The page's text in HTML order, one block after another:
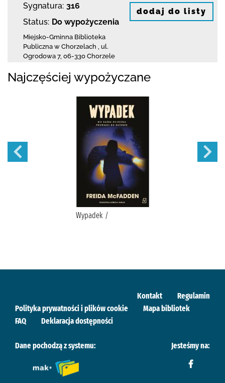
Sygnatura: 316
Status: Do wypożyczenia
Miejsko-Gminna Biblioteka
Publiczna w Chorzelach
ul.
Ogrodowa 7, 06-330 Chorzele
dodaj do listy
Najczęściej wypożyczane
Wypadek /
Kontakt
Regulamin
Polityka prywatności i plików cookie
Mapa bibliotek
FAQ
Deklaracja dostępności
Dane pochodzą z systemu: Jesteśmy na: